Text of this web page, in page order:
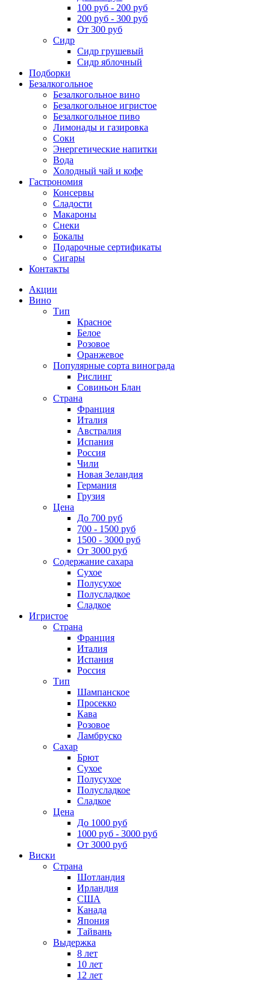
100 руб - 200 руб
200 руб - 300 руб
От 300 руб
Сидр
Сидр грушевый
Сидр яблочный
Подборки
Безалкогольное
Безалкогольное вино
Безалкогольное игристое
Безалкогольное пиво
Лимонады и газировка
Соки
Энергетические напитки
Вода
Холодный чай и кофе
Гастрономия
Консервы
Сладости
Макароны
Снеки
Бокалы
Подарочные сертификаты
Сигары
Контакты
Акции
Вино
Тип
Красное
Белое
Розовое
Оранжевое
Популярные сорта винограда
Рислинг
Совиньон Блан
Страна
Франция
Италия
Австралия
Испания
Россия
Чили
Новая Зеландия
Германия
Грузия
Цена
До 700 руб
700 - 1500 руб
1500 - 3000 руб
От 3000 руб
Содержание сахара
Сухое
Полусухое
Полусладкое
Сладкое
Игристое
Страна
Франция
Италия
Испания
Россия
Тип
Шампанское
Просекко
Кава
Розовое
Ламбруско
Сахар
Брют
Сухое
Полусухое
Полусладкое
Сладкое
Цена
До 1000 руб
1000 руб - 3000 руб
От 3000 руб
Виски
Страна
Шотландия
Ирландия
США
Канада
Япония
Тайвань
Выдержка
8 лет
10 лет
12 лет